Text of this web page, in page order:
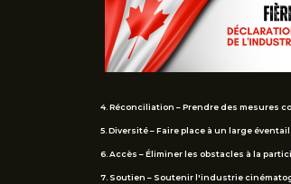
4. Réconciliation – Prendre des mesures
5. Diversité – Faire place à un large
6. Accès – Éliminer les obstacles à la
7. Soutien – Soutenir l'industrie